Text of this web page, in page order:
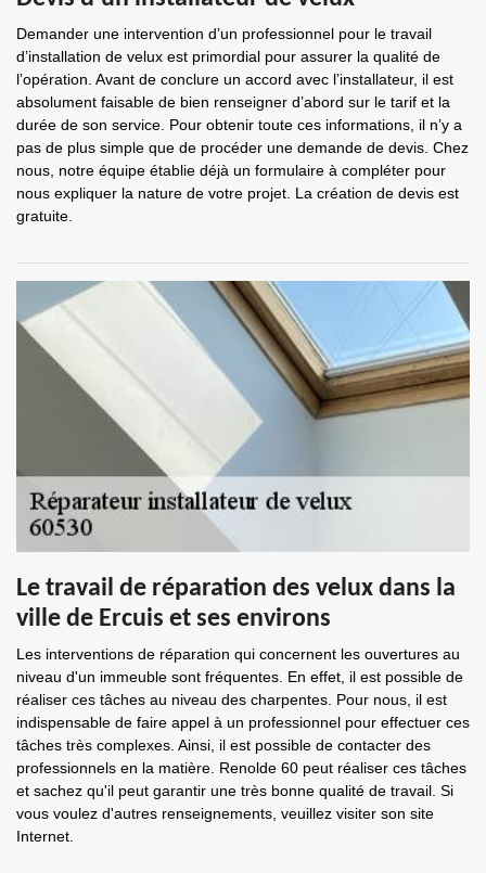
Demander une intervention d’un professionnel pour le travail
d’installation de velux est primordial pour assurer la qualité de
l’opération. Avant de conclure un accord avec l’installateur, il est
absolument faisable de bien renseigner d’abord sur le tarif et la
durée de son service. Pour obtenir toute ces informations, il n’y a
pas de plus simple que de procéder une demande de devis. Chez
nous, notre équipe établie déjà un formulaire à compléter pour
nous expliquer la nature de votre projet. La création de devis est
gratuite.
Le travail de réparation des velux dans la
ville de Ercuis et ses environs
Les interventions de réparation qui concernent les ouvertures au
niveau d'un immeuble sont fréquentes. En effet, il est possible de
réaliser ces tâches au niveau des charpentes. Pour nous, il est
indispensable de faire appel à un professionnel pour effectuer ces
tâches très complexes. Ainsi, il est possible de contacter des
professionnels en la matière. Renolde 60 peut réaliser ces tâches
et sachez qu'il peut garantir une très bonne qualité de travail. Si
vous voulez d'autres renseignements, veuillez visiter son site
Internet.